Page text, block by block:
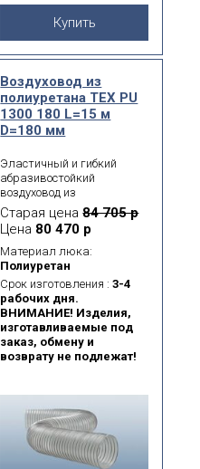
Купить
Воздуховод из
полиуретана ТЕХ PU
1300 180 L=15 м
D=180 мм
Эластичный и гибкий
абразивостойкий
воздуховод из
полиуретана с каркасом
из оцинкованной
высокоуглеродистой
стальной проволоки.
Служит для
транспортировки
абразивных веществ
(пыль, порошок, волокна,
стружка, опилки) и
газообразных сред
(масляные испарения,
сварочный дым).
Старая цена84 705 р
Цена 80 470 р
Материал люка:
Полиуретан
Срок изготовления :3-4
рабочих дня.
ВНИМАНИЕ! Изделия,
изготавливаемые под
заказ, обмену и
возврату не подлежат!